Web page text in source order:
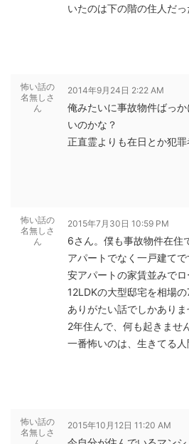
いたのは下の階の住人だっ
怖い話の
名無しさ
ん
2014年9月24日 2:22 AM
俺みたいに事故物件ばっ
いのかな？
正直霊よりも在日とか犯
怖い話の
名無しさ
ん
2015年7月30日 10:59 PM
6さん。僕も事故物件在住
アパートでなく一戸建てで
安アパートの家賃並みでロ
12LDKの大型邸宅を相場
ありがたい話でしかありま
2年住んで、何も起きません
一番怖いのは、生きてる人
怖い話の
名無しさ
2015年10月12日 11:20 AM